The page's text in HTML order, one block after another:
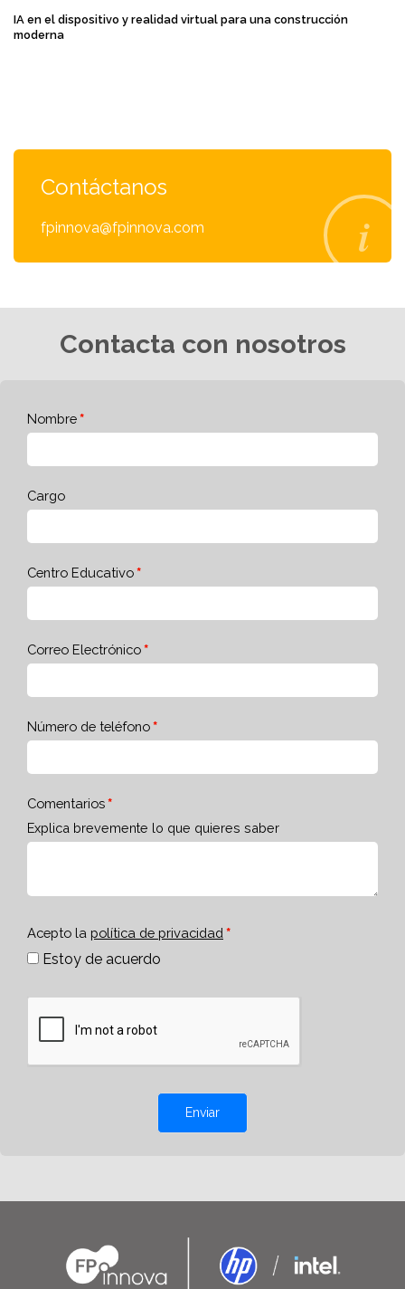
IA en el dispositivo y realidad virtual para una construcción
moderna
Contáctanos
fpinnova@fpinnova.com
Contacta con nosotros
Nombre
Cargo
Centro Educativo
Correo Electrónico
Número de teléfono
Comentarios
Explica brevemente lo que quieres saber
Acepto la política de privacidad
Estoy de acuerdo
Enviar